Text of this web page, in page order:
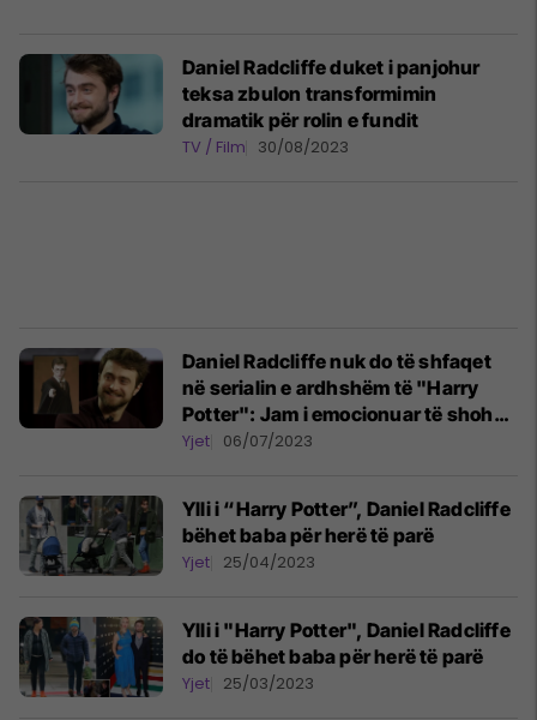
Daniel Radcliffe duket i panjohur
teksa zbulon transformimin
dramatik për rolin e fundit
TV / Film 30/08/2023
Daniel Radcliffe nuk do të shfaqet
në serialin e ardhshëm të "Harry
Potter": Jam i emocionuar të shoh
se çfarë bëjnë njerëzit e tjerë me të
Yjet 06/07/2023
Ylli i “Harry Potter”, Daniel Radcliffe
bëhet baba për herë të parë
Yjet 25/04/2023
Ylli i "Harry Potter", Daniel Radcliffe
do të bëhet baba për herë të parë
Yjet 25/03/2023